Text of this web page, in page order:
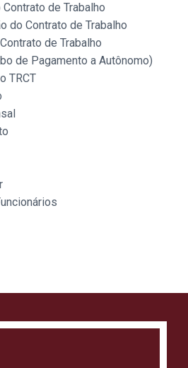
de Trabalho
do Contrato de Trabalho
de Trabalho
de Pagamento a Autônomo)
TRCT